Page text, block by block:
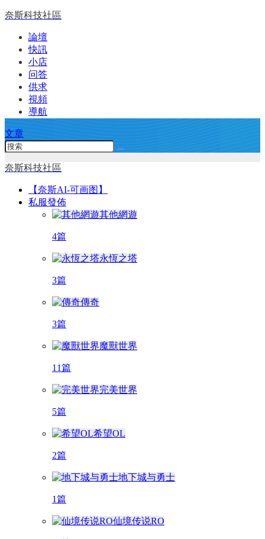
奈斯科技社區
論壇
快訊
小店
问答
供求
視頻
導航
文章
奈斯科技社區
【奈斯AI-可画图】
私服發佈
其他網遊
4篇
永恆之塔
3篇
傳奇
3篇
魔獸世界
11篇
完美世界
5篇
希望OL
2篇
地下城与勇士
1篇
仙境传说RO